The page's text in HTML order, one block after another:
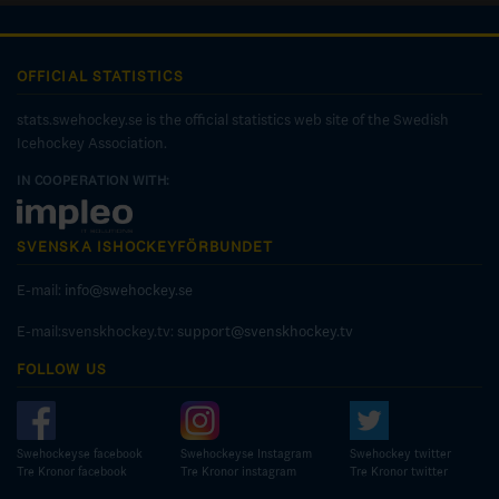
OFFICIAL STATISTICS
stats.swehockey.se is the official statistics web site of the Swedish
Icehockey Association.
IN COOPERATION WITH:
SVENSKA ISHOCKEYFÖRBUNDET
E-mail: info@swehockey.se
E-mail:svenskhockey.tv: support@svenskhockey.tv
FOLLOW US
Swehockeyse facebook
Tre Kronor facebook
Swehockeyse Instagram
Tre Kronor instagram
Swehockey twitter
Tre Kronor twitter